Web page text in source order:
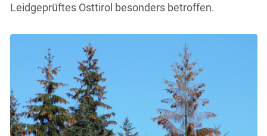
Leidgeprüftes Osttirol besonders betroffen.